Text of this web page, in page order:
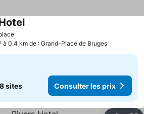
à 0.4 km de : Grand-Place de Bruges
8 sites Consulter les prix